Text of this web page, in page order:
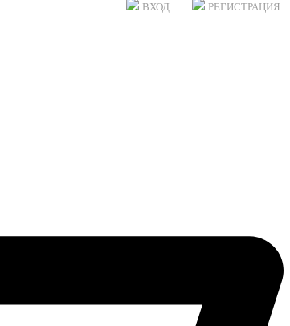
ВХОД РЕГИСТРАЦИЯ